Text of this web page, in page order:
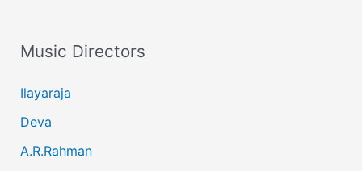
Music Directors
Ilayaraja
Deva
A.R.Rahman